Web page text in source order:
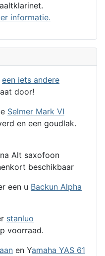
informatie.
een iets andere
door!
Selmer Mark VI
en een goudlak.
Alt saxofoon
beschikbaar
een u Backun Alpha
stanluo
voorraad.
en Yamaha YAS 61